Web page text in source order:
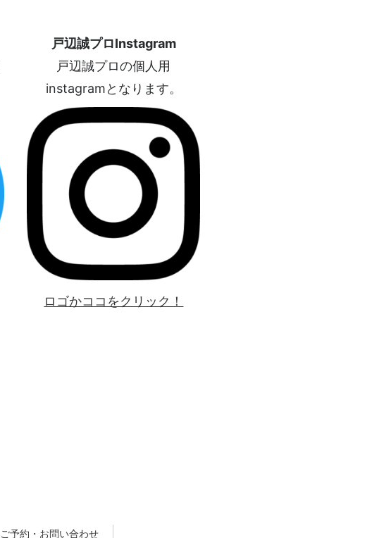
戸辺誠プロInstagram
戸辺誠プロの個人用
instagramとなります。
ロゴかココをクリック！
ご予約・お問い合わせ